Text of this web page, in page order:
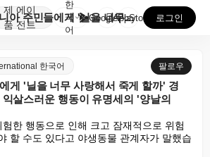
제
품
에이
전트
타스마니아 주민들에게 '닐을 너무 사랑해서 죽게 할까'...
한
국
어
GooglePlay
AppStore 로그인
한국어 팔로우
게 '닐을 너무 사랑해서 죽게 할까' 경
살스러운 행동이 유명세의 '양날의
한 행동으로 인해 크고 잠재적으로 위험
할 수도 있다고 야생동물 관계자가 말했습